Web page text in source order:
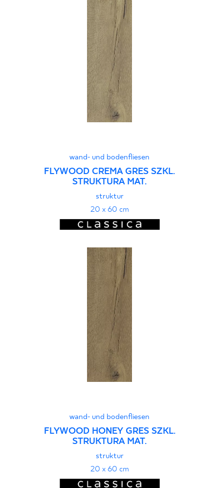
wand- und bodenfliesen
FLYWOOD CREMA GRES SZKL.
STRUKTURA MAT.
struktur
20 x 60 cm
wand- und bodenfliesen
FLYWOOD HONEY GRES SZKL.
STRUKTURA MAT.
struktur
20 x 60 cm